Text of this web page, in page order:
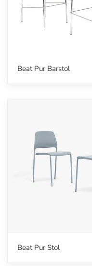
Beat Pur Barstol
Beat Pur Stol